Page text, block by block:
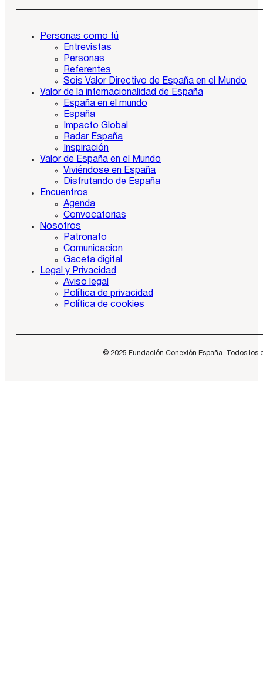
Personas como tú
Entrevistas
Personas
Referentes
Sois Valor Directivo de España en el Mundo
Valor de la internacionalidad de España
España en el mundo
España
Impacto Global
Radar España
Inspiración
Valor de España en el Mundo
Viviéndose en España
Disfrutando de España
Encuentros
Agenda
Convocatorias
Nosotros
Patronato
Comunicacion
Gaceta digital
Legal y Privacidad
Aviso legal
Política de privacidad
Política de cookies
© 2025 Fundación Conexión España. Todos los